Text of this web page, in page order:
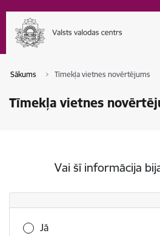
Sākums Tīmekļa vietnes novērtējums
Tīmekļa vietnes
Vai šī informācija
Vai šī informācija bija
Jā